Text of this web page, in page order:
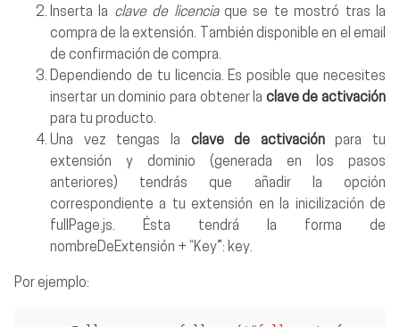
Inserta la clave de licenciaque se te mostró tras la
compra de la extensión. También disponible en el email
de confirmación de compra.
Dependiendo de tu licencia. Es posible que necesites
insertar un dominio para obtener la clave de activación
para tu producto.
Una vez tengas la clave de activaciónpara tu
extensión y dominio (generada en los pasos
anteriores) tendrás que añadir la opción
correspondiente a tu extensión en la inicilización de
fullPage.js. Ésta tendrá la forma de
nombreDeExtensión + “Key”: key.
Por ejemplo: